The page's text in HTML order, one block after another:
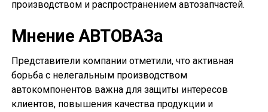
производством и распространением автозапчастей.
Мнение АВТОВАЗа
Представители компании отметили, что активная
борьба с нелегальным производством
автокомпонентов важна для защиты интересов
клиентов, повышения качества продукции и